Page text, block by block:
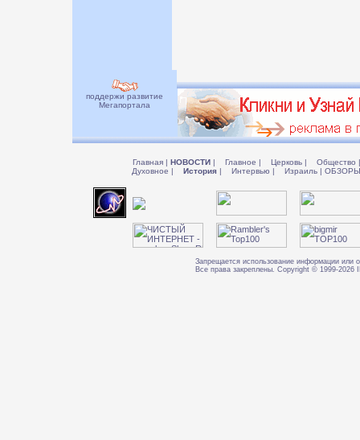
поддержи развитие
Мегапортала
Главная | НОВОСТИ | Главное | Церковь | Общество |
Духовное | История | Интервью | Израиль |
Запрещается использование информации или
Все права закреплены. Copyright © 1999-